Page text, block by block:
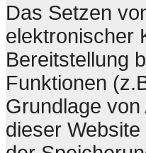
Das Setzen
elektronischer
Bereitstellung
Funktionen
Grundlage
dieser